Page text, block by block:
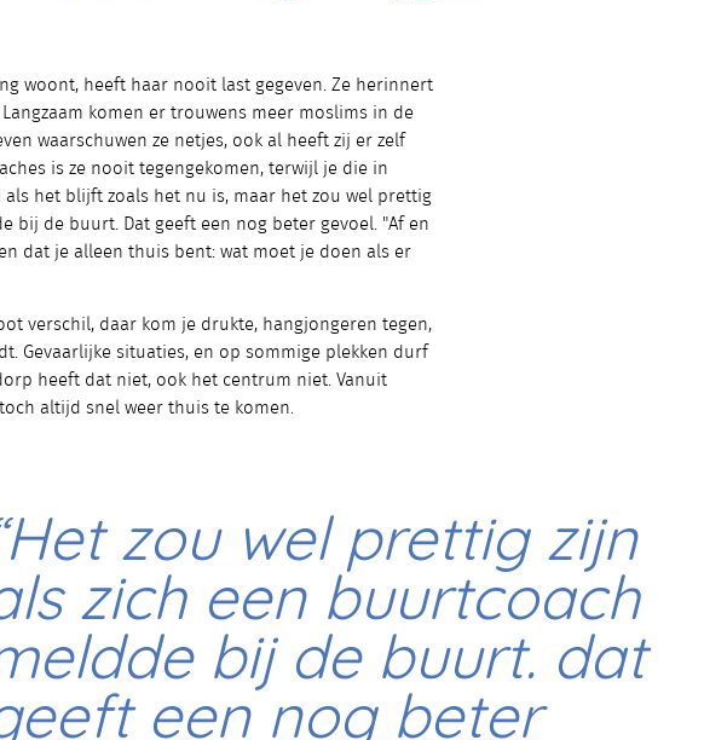
woont, heeft haar nooit last gegeven. Ze herinnert
komen er trouwens meer moslims in de
waarschuwen ze netjes, ook al heeft zij er zelf
is ze nooit tegengekomen, terwijl je die in
als het blijft zoals het nu is, maar het zou wel prettig
bij de buurt. Dat geeft een nog beter gevoel. "Af en
dat je alleen thuis bent: wat moet je doen als er
verschil, daar kom je drukte, hangjongeren tegen,
Gevaarlijke situaties, en op sommige plekken durf
heeft dat niet, ook het centrum niet. Vanuit
altijd snel weer thuis te komen.
zou wel prettig zijn
zich een buurtcoach
bij de buurt. dat
een nog beter